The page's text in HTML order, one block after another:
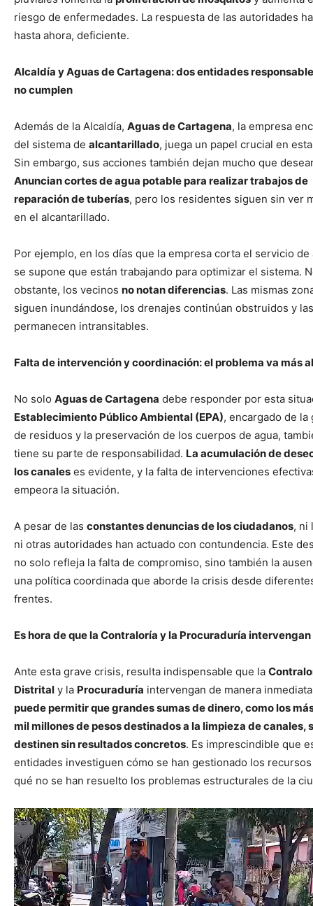
riesgo de enfermedades. La respuesta de las autoridades
hasta ahora, deficiente.
Alcaldía y Aguas de Cartagena: dos entidades
no cumplen
Además de la Alcaldía, Aguas de Cartagena, la empresa
del sistema de alcantarillado, juega un papel crucial en
Sin embargo, sus acciones también dejan mucho que
Anuncian cortes de agua potable para realizar trabajos de
reparación de tuberías, pero los residentes siguen sin ver
en el alcantarillado.
Por ejemplo, en los días que la empresa corta el servicio de
se supone que están trabajando para optimizar el sistema.
obstante, los vecinos no notan diferencias. Las mismas
siguen inundándose, los drenajes continúan obstruidos y
permanecen intransitables.
Falta de intervención y coordinación: el problema va más
No solo Aguas de Cartagena debe responder por esta
Establecimiento Público Ambiental (EPA), encargado de la
de residuos y la preservación de los cuerpos de agua,
tiene su parte de responsabilidad. La acumulación de
los canales es evidente, y la falta de intervenciones
empeora la situación.
A pesar de las constantes denuncias de los ciudadanos, ni
ni otras autoridades han actuado con contundencia. Este
no solo refleja la falta de compromiso, sino también la
una política coordinada que aborde la crisis desde
frentes.
Es hora de que la Contraloría y la Procuraduría intervengan
Ante esta grave crisis, resulta indispensable que la
Distrital y la Procuraduría intervengan de manera
puede permitir que grandes sumas de dinero, como los
mil millones de pesos destinados a la limpieza de canales,
destinen sin resultados concretos. Es imprescindible que
entidades investiguen cómo se han gestionado los
qué no se han resuelto los problemas estructurales de la